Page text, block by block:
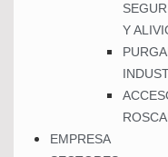
Y
EMPRESA